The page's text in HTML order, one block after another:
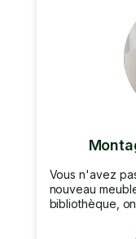
Vous n'avez
nouveau
bibliothèque,